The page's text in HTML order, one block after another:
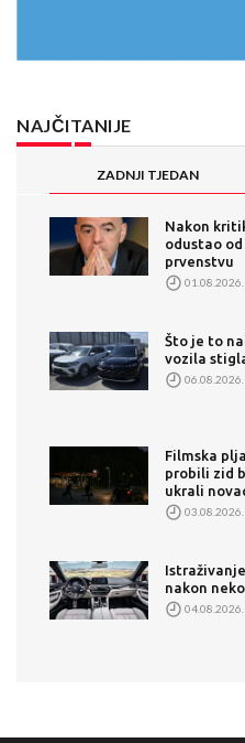
NAJČITANIJE
ZADNJI TJEDAN
Nakon
odustao
prvenstvu
01.08.2026.
Što je to
vozila
06.08.2026.
Filmska
probili zid
ukrali
03.08.2026.
nakon
04.08.2026.